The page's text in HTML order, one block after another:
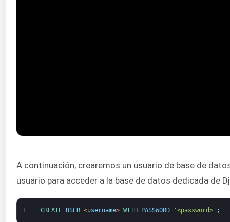
A continuación, crearemos un usuario de base de
usuario para acceder a la base de datos dedicada de
1 CREATE USER <username> WITH PASSWORD '<password>' ;